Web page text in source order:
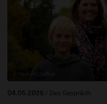
ERZÄHL MAL
04.05.2026 / Das Gespräch